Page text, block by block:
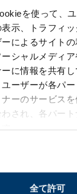
を使って、
示、トラフィ
によるサイト
シャルメディ
に情報を共有
ーザーが各パ
ーのサービス
され、各パー
全て許可
掲載のお
#ものづくり #
化学工業
ンド、関
事業」記
#
化学工業